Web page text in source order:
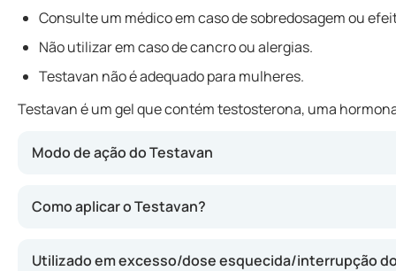
Consulte um médico em caso de sobredosagem ou
Não utilizar em caso de cancro ou alergias.
Testavan não é adequado para mulheres.
Testavan é um gel que contém testosterona, uma
Modo de ação do Testavan
Como aplicar o Testavan?
Utilizado em excesso/dose esquecida/interrupção